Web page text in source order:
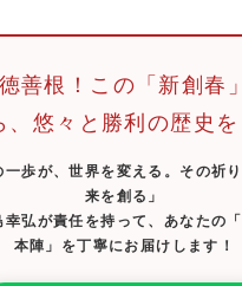
善根！この「新創春
、悠々と勝利の歴史を
一歩が、世界を変える。その祈
来を創る」
幸弘が責任を持って、あなたの
本陣」を丁寧にお届けします！